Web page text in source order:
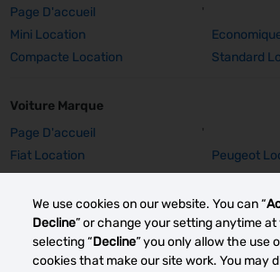
We use cookies on our website. You can “
Decline” or change your setting anytime
selecting “Decline” you only allow the use
cookies that make our site work. You may
Page D'accueil
'
Mini Location
Compacte Location
Standard
Voiture Marque
Page D'accueil
'
Fiat Location
Peugeot
Toyota Location
Renault
Voiture Marque Détails
Fiat 500 Location
Peugeot